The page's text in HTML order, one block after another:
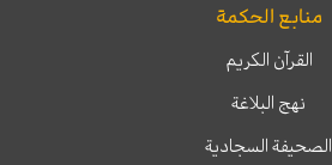
منابع الحكمة
القرآن الكريم
نهج البلاغة
الصحيفة السجادية